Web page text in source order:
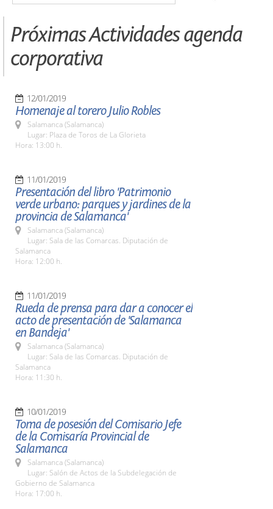
Próximas Actividades agenda
corporativa
12/01/2019
Homenaje al torero Julio Robles
Salamanca (Salamanca)
Lugar: Plaza de Toros de La Glorieta
Hora: 13:00 h.
11/01/2019
Presentación del libro 'Patrimonio
verde urbano: parques y jardines de la
provincia de Salamanca'
Salamanca (Salamanca)
Lugar: Sala de las Comarcas. Diputación de
Salamanca
Hora: 12:00 h.
11/01/2019
Rueda de prensa para dar a conocer el
acto de presentación de 'Salamanca
en Bandeja'
Salamanca (Salamanca)
Lugar: Sala de las Comarcas. Diputación de
Salamanca
Hora: 11:30 h.
10/01/2019
Toma de posesión del Comisario Jefe
de la Comisaría Provincial de
Salamanca
Salamanca (Salamanca)
Lugar: Salón de Actos de la Subdelegación de
Gobierno de Salamanca
Hora: 17:00 h.